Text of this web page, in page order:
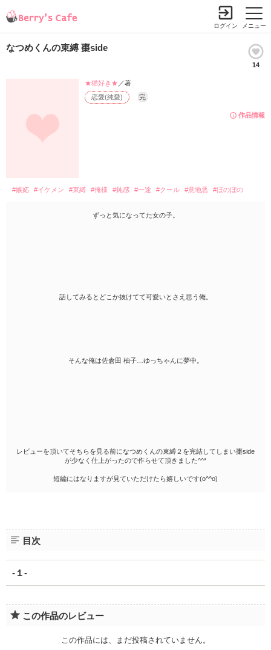
メニュー
ログイン
なつめくんの束縛 棗side
14
作品情報
恋愛(純愛) 完
★猫好き★ ／著
#嫉妬 #イケメン #束縛 #俺様 #鈍感 #一途 #クール #意地悪 #ほのぼの
ずっと気になってた女の子。
話してみるとどこか抜けてて可愛いとさえ思う俺。
そんな俺は佐倉田 柚子…ゆっちゃんに夢中。
レビューを頂いてそちらを見る前になつめくんの束縛２を完結してしまい棗side
が少なく仕上がったので作らせて頂きました^^*
短編にはなりますが見ていただけたら嬉しいです(o^^o)
目次
-１-
この作品のレビュー
この作品には、まだ投稿されていません。